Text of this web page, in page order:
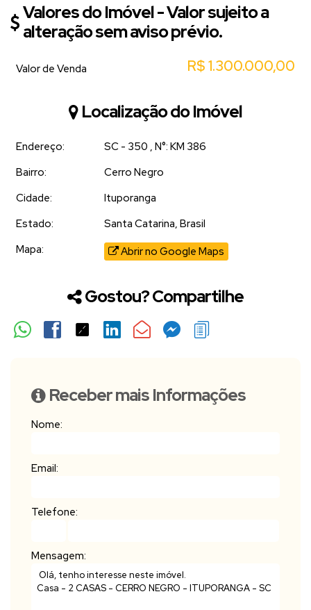
Valores do Imóvel - Valor sujeito a
alteração sem aviso prévio.
R$1.300.000,00
Valor de Venda
Localização do Imóvel
Endereço: SC - 350 , N°: KM 386
Bairro:
Cerro Negro
Cidade:
Ituporanga
Estado:
Santa Catarina, Brasil
Mapa:
Abrir no Google Maps
Gostou? Compartilhe
Receber mais Informações
Nome:
Email:
Telefone:
Mensagem: